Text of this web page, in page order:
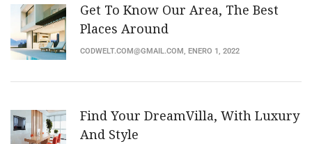
Get To Know Our Area, The Best
Places Around
CODWELT.COM@GMAIL.COM, ENERO 1, 2022
Find Your DreamVilla, With Luxury
And Style